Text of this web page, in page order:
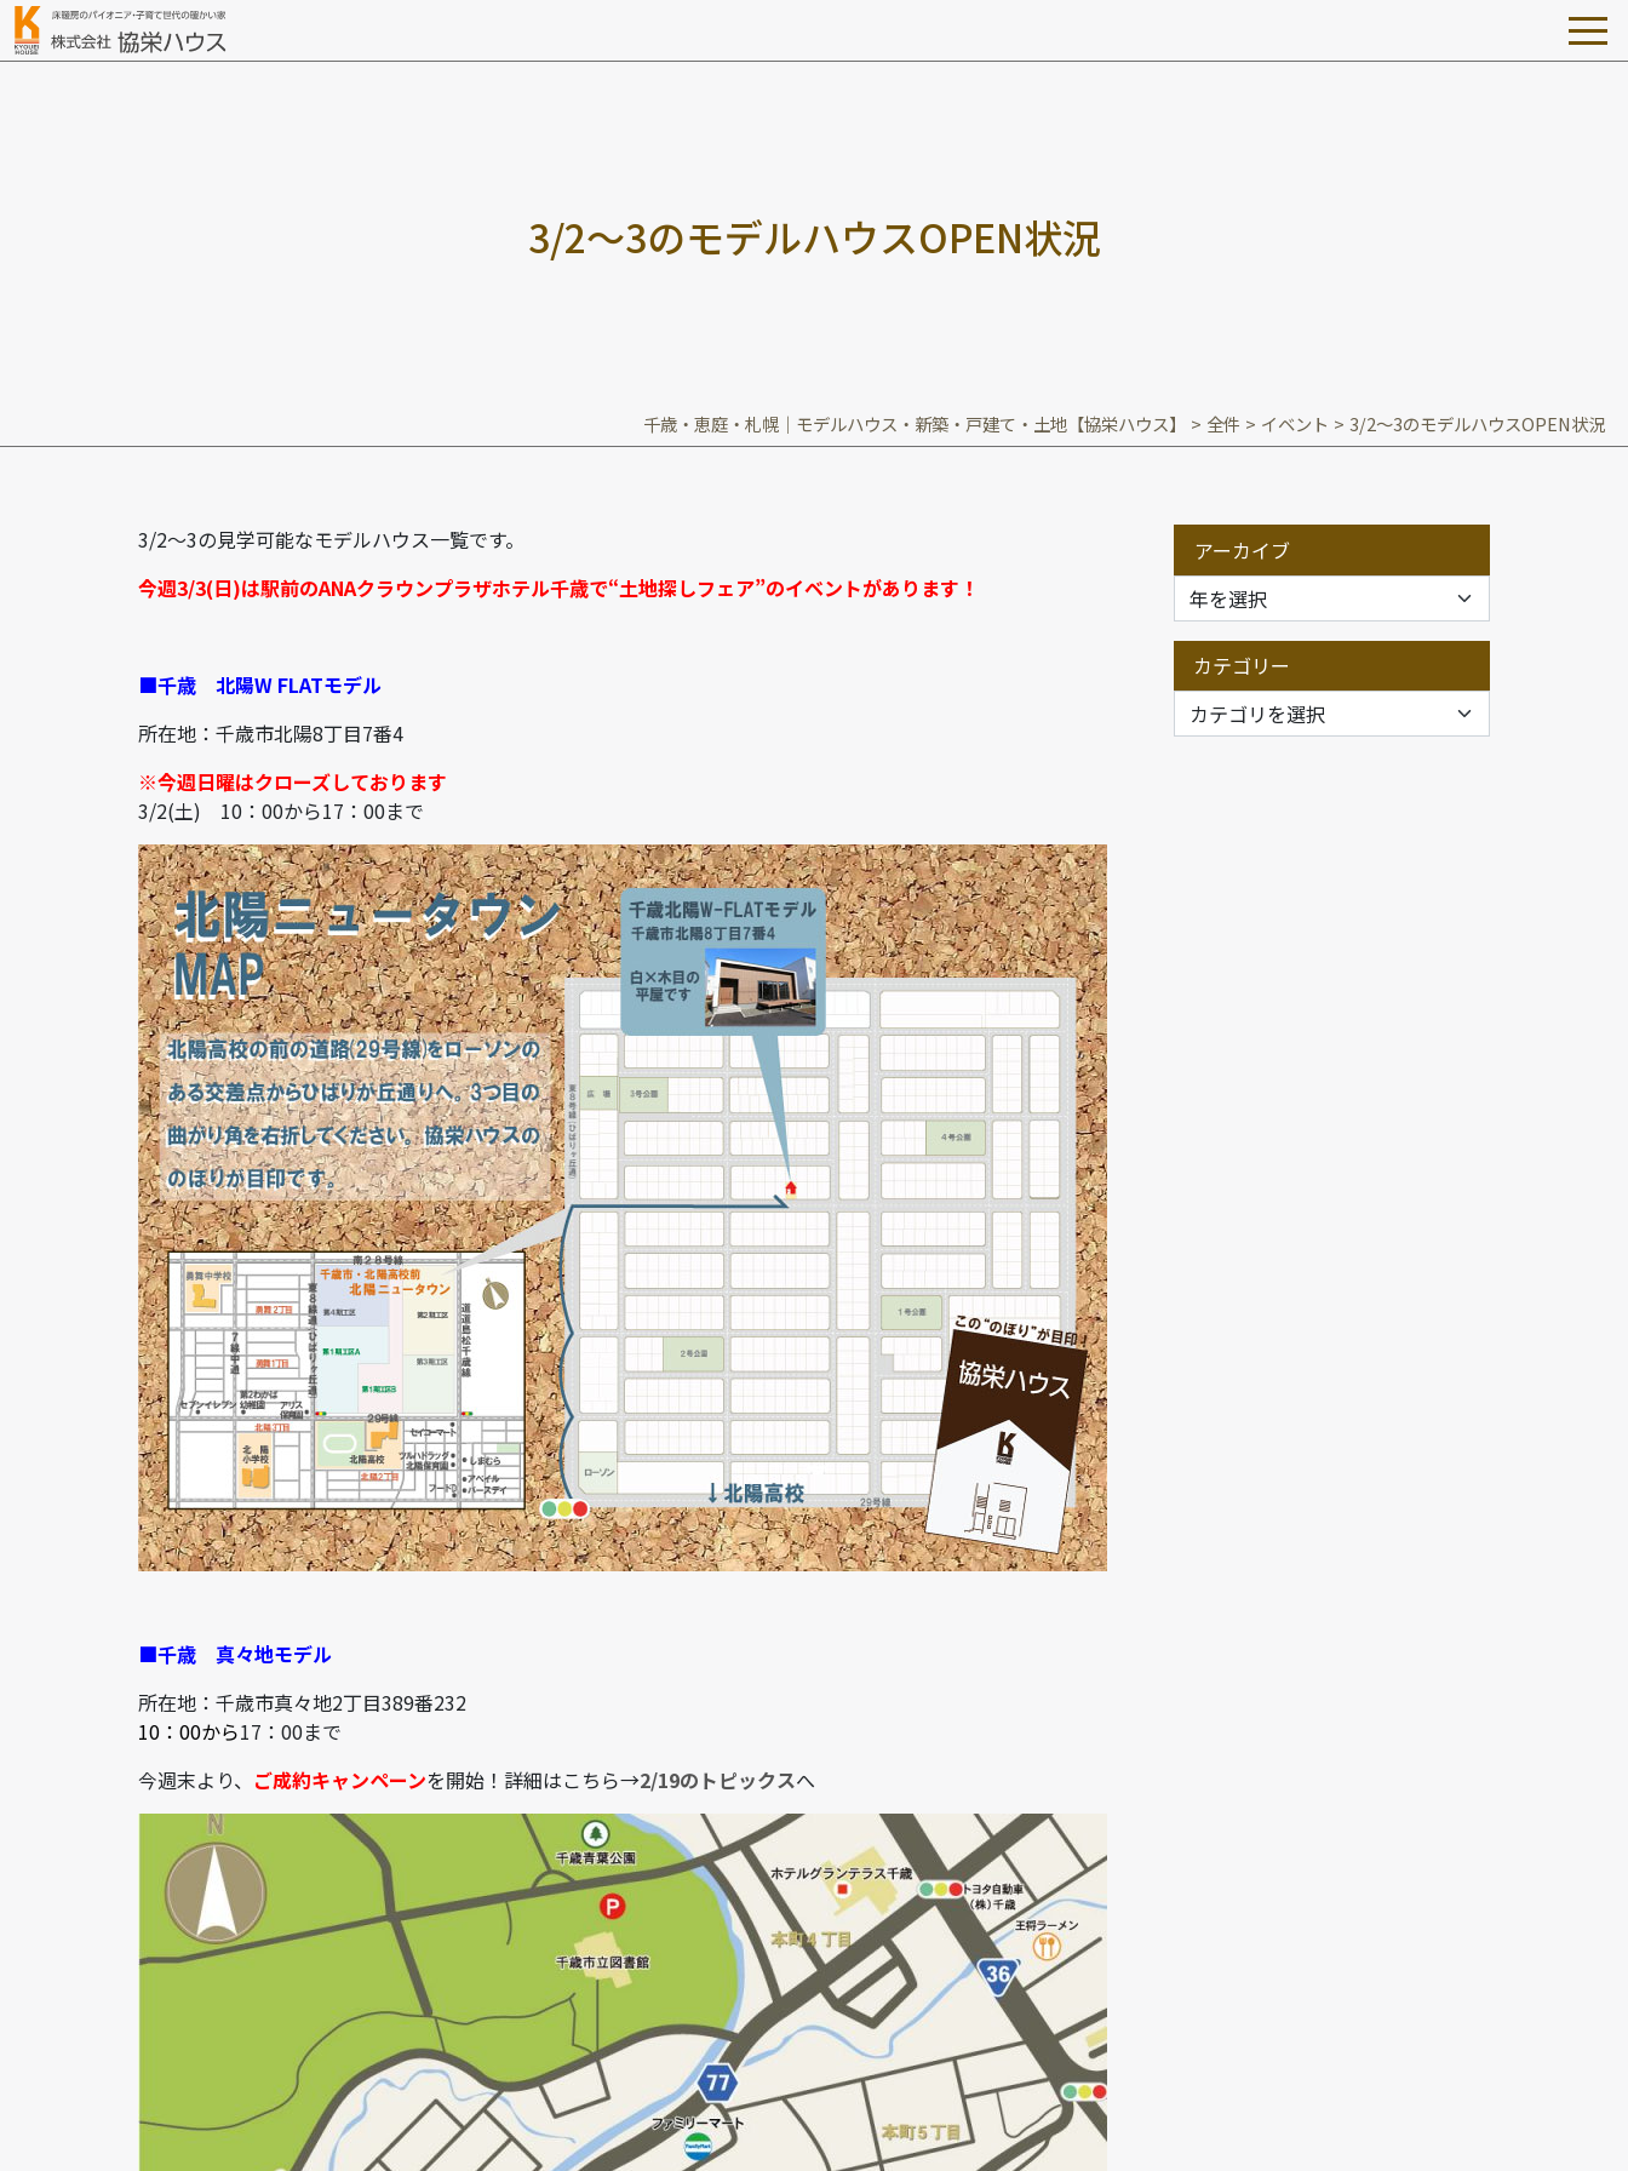
3/2～3のモデルハウスOPEN状況
千歳・恵庭・札幌｜モデルハウス・新築・戸建て・土地【協栄ハウス】 > 全件 > イベント > 3/2～3のモデルハウスOPEN状況
3/2～3の見学可能なモデルハウス一覧です。
今週3/3(日)は駅前のANAクラウンプラザホテル千歳で“土地探しフェア”のイベントがあります！
■千歳 北陽W FLATモデル
所在地：千歳市北陽8丁目7番4
※今週日曜はクローズしております
3/2(土) 10：00から17：00まで
■千歳 真々地モデル
所在地：千歳市真々地2丁目389番232
10：00から17：00まで
今週末より、 ご成約キャンペーンを開始！詳細はこちら→2/19のトピックスへ
アーカイブ
カテゴリー